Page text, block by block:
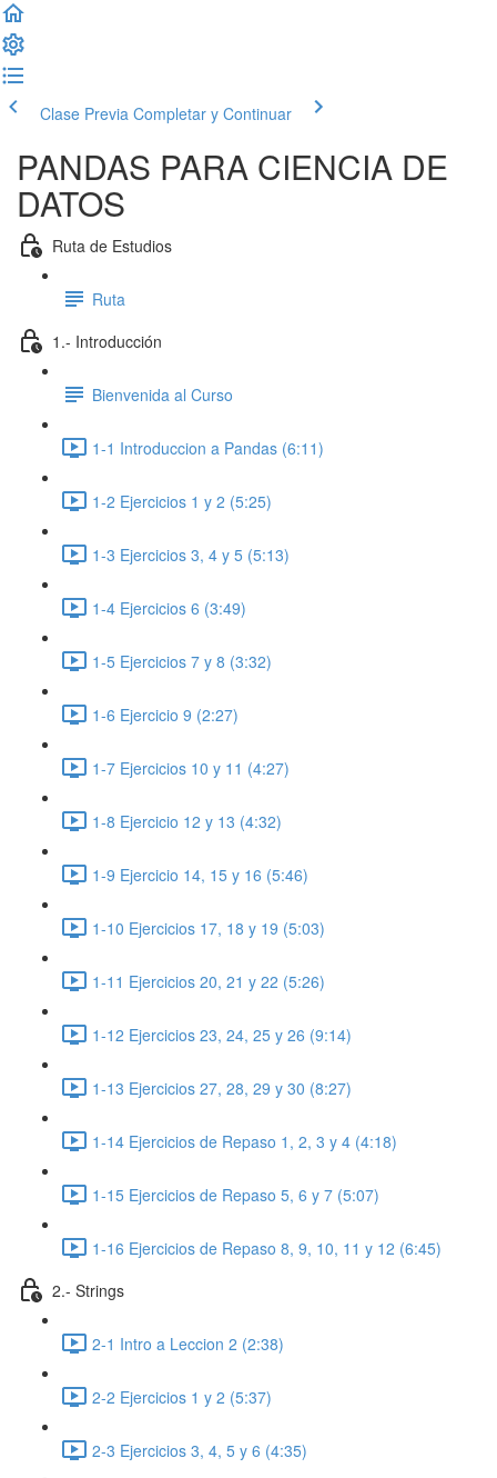
Clase Previa Completar y Continuar
PANDAS PARA CIENCIA DE
DATOS
Ruta de Estudios
Ruta
1.- Introducción
Bienvenida al Curso
1-1 Introduccion a Pandas (6:11)
1-2 Ejercicios 1 y 2 (5:25)
1-3 Ejercicios 3, 4 y 5 (5:13)
1-4 Ejercicios 6 (3:49)
1-5 Ejercicios 7 y 8 (3:32)
1-6 Ejercicio 9 (2:27)
1-7 Ejercicios 10 y 11 (4:27)
1-8 Ejercicio 12 y 13 (4:32)
1-9 Ejercicio 14, 15 y 16 (5:46)
1-10 Ejercicios 17, 18 y 19 (5:03)
1-11 Ejercicios 20, 21 y 22 (5:26)
1-12 Ejercicios 23, 24, 25 y 26 (9:14)
1-13 Ejercicios 27, 28, 29 y 30 (8:27)
1-14 Ejercicios de Repaso 1, 2, 3 y 4 (4:18)
1-15 Ejercicios de Repaso 5, 6 y 7 (5:07)
1-16 Ejercicios de Repaso 8, 9, 10, 11 y 12 (6:45)
2.- Strings
2-1 Intro a Leccion 2 (2:38)
2-2 Ejercicios 1 y 2 (5:37)
2-3 Ejercicios 3, 4, 5 y 6 (4:35)